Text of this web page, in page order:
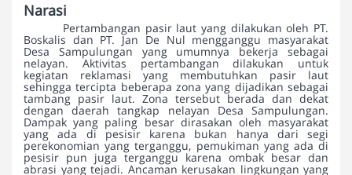
Narasi
Pertambangan pasir laut yang dilakukan oleh PT.
Boskalis dan PT. Jan De Nul mengganggu masyarakat
Desa Sampulungan yang umumnya bekerja sebagai
nelayan. Aktivitas pertambangan dilakukan untuk
kegiatan reklamasi yang membutuhkan pasir laut
sehingga tercipta beberapa zona yang dijadikan sebagai
tambang pasir laut. Zona tersebut berada dan dekat
dengan daerah tangkap nelayan Desa Sampulungan.
Dampak yang paling besar dirasakan oleh masyarakat
yang ada di pesisir karena bukan hanya dari segi
perekonomian yang terganggu, pemukiman yang ada di
pesisir pun juga terganggu karena ombak besar dan
abrasi yang tejadi. Ancaman kerusakan lingkungan yang